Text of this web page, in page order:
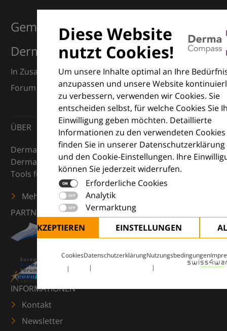
Diese Website
nutzt Cookies!
Um unsere Inhalte optimal an Ihre
anzupassen und unsere Website
zu verbessern, verwenden wir Cookies. Sie
entscheiden selbst, für welche Cookies Sie
Einwilligung geben möchten. Detaillierte
Informationen zu den verwendeten Cookies
finden Sie in unserer Datenschutzerklärung
und den Cookie-Einstellungen. Ihre
können Sie jederzeit widerrufen.
Erforderliche Cookies
Analytik
Vermarktung
ALLE AKZEPTIEREN
EINSTELLUNGEN
CookiesDatenschutzerklärungNutzungsbedingungen
Gemeinsam für Exzellenz in der
Dermatologie
In Zusammenarbeit mit dem European Dermatology
Forum (EDF) und Euroderm Excellence
ÜBER
DermaCompass ist Ihr digitaler Kompass für die
Dermatologie – mit Wissen, Bildern und praktischen
Tools für den klinischen Alltag.
Mehr erfahren
PARTNER
INFORMATIONEN
Kontakt
Newsletter